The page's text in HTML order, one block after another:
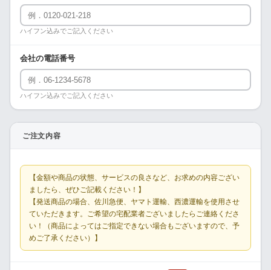
ハイフン込みでご記入ください
会社の電話番号
ハイフン込みでご記入ください
ご注文内容
【金額や商品の状態、サービスの良さなど、お求めの内容ござい
ましたら、ぜひご記載ください！】
【発送商品の場合、佐川急便、ヤマト運輸、西濃運輸を使用させ
ていただきます。ご希望の宅配業者ございましたらご連絡くださ
い！（商品によってはご指定できない場合もございますので、予
めご了承ください）】